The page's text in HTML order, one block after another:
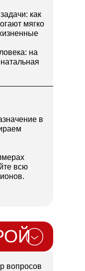
как
мягко
на
в
всю
вопросов